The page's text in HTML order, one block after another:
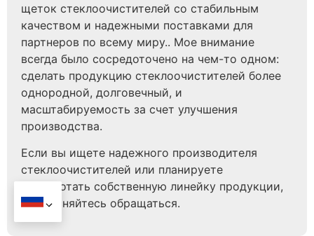
щеток стеклоочистителей со стабильным
качеством и надежными поставками для
партнеров по всему миру.. Мое внимание
всегда было сосредоточено на чем-то одном:
сделать продукцию стеклоочистителей более
однородной, долговечный, и
масштабируемость за счет улучшения
производства.
Если вы ищете надежного производителя
стеклоочистителей или планируете
разработать собственную линейку продукции,
не стесняйтесь обращаться.